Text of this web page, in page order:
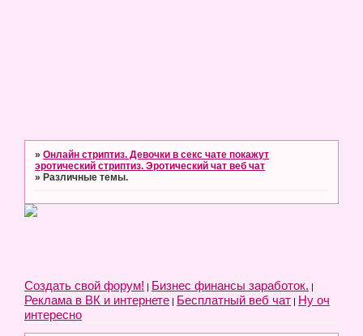
»Онлайн стриптиз. Девочки в секс чате покажут
эротический стриптиз. Эротический чат веб чат
» Различные темы.
Создать свой форум! Бизнес финансы заработок.
Реклама в ВК и интернете Бесплатный веб чат Ну оч
интересно